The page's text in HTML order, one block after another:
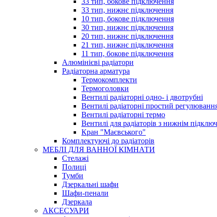
33 тип, нижнє підключення
10 тип, бокове підключення
30 тип, нижнє підключення
20 тип, нижнє підключення
21 тип, нижнє підключення
11 тип, бокове підключення
Алюмінієві радіатори
Радіаторна арматура
Термокомплекти
Термоголовки
Вентилі радіаторні одно- і двотрубні
Вентилі радіаторні простий
Вентилі радіаторні термо
Вентилі для радіаторів з нижнім
Кран "Маєвського"
Комплектуючі до радіаторів
МЕБЛІ ДЛЯ ВАННОЇ КІМНАТИ
Стелажі
Полиці
Тумби
Дзеркальні шафи
Шафи-пенали
Дзеркала
АКСЕСУАРИ